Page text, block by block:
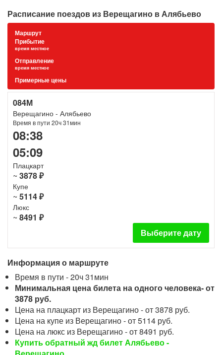
Расписание поездов из Верещагино в Алябьево
Маршрут
Прибытие
время местное
Отправление
время местное
Примерные цены
084М
Верещагино - Алябьево
Время в пути 20ч 31мин
08:38
05:09
Плацкарт
~ 3878 ₽
Купе
~ 5114 ₽
Люкс
~ 8491 ₽
Выберите дату
Информация о маршруте
Время в пути - 20ч 31мин
Минимальная цена билета на одного человека- от
3878 руб.
Цена на плацкарт из Верещагино - от 3878 руб.
Цена на купе из Верещагино - от 5114 руб.
Цена на люкс из Верещагино - от 8491 руб.
Купить обратный жд билет Алябьево -